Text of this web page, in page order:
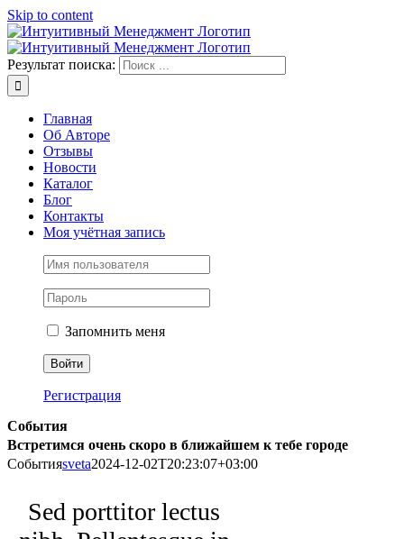
Skip to content
Результат поиска:
Главная
Об Авторе
Отзывы
Новости
Каталог
Блог
Контакты
Моя учётная запись
Запомнить меня
Регистрация
События
Встретимся очень скоро в ближайшем к тебе городе
Событияsveta2024-12-02T20:23:07+03:00
Sed porttitor lectus